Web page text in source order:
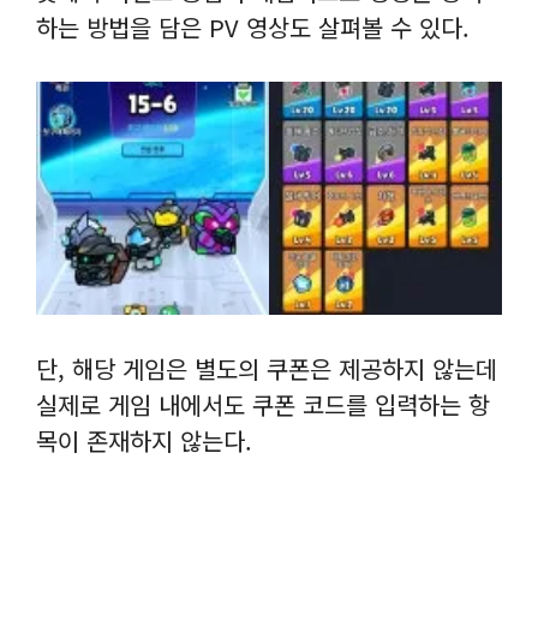
하는 방법을 담은 PV 영상도 살펴볼 수 있다.
단, 해당 게임은 별도의 쿠폰은 제공하지 않는데
실제로 게임 내에서도 쿠폰 코드를 입력하는 항
목이 존재하지 않는다.